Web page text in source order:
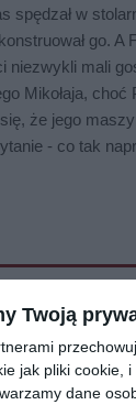
Twoją
jak pliki cookie,
dane
spędzał w
go. A
niezwykli mali
Mikołaja, choć
że jego
- co tak
] [ audiobook ]